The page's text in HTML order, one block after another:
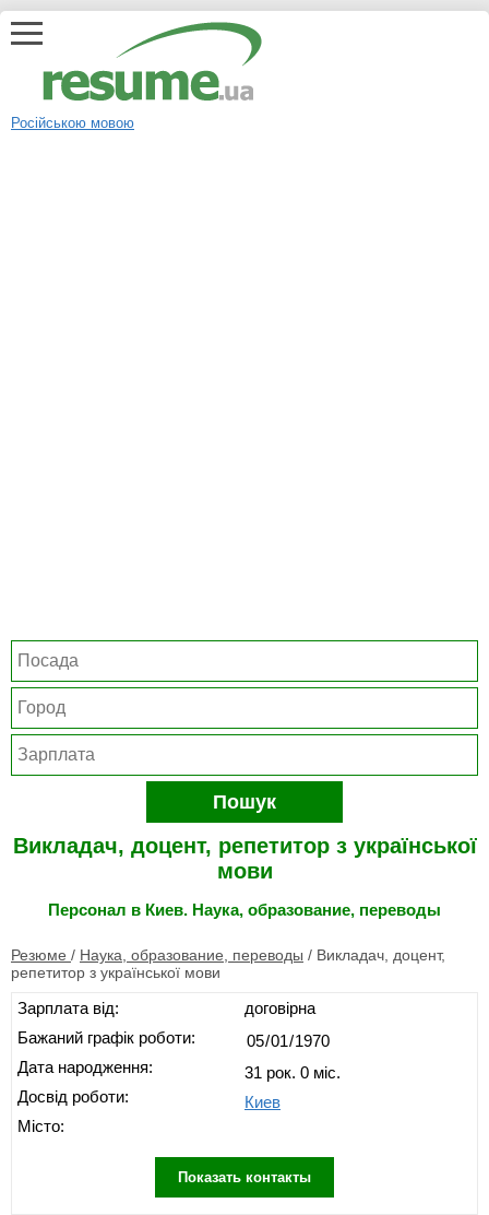
Російською мовою
Пошук
Викладач, доцент, репетитор з української
мови
Персонал в Киев. Наука, образование, переводы
Резюме / Наука, образование, переводы / Викладач, доцент,
репетитор з української мови
Зарплата від:
Бажаний графік роботи:
Дата народження:
Досвід роботи:
Місто:
договірна
31 рок. 0 міс.
Киев
Показать контакты